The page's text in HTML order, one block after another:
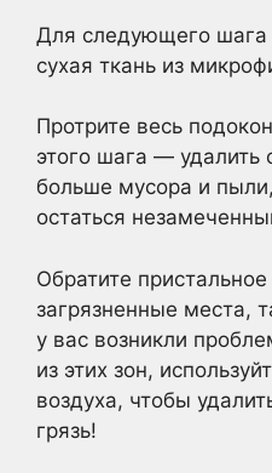
Для следующего шага
сухая ткань из
Протрите весь
этого шага — удалить
больше мусора и
остаться
Обратите
загрязненные места,
у вас возникли
из этих зон,
воздуха, чтобы
грязь!